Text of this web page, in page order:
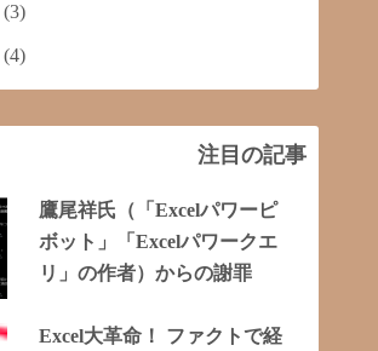
(3)
(4)
注目の記事
鷹尾祥氏（「Excelパワーピ
ボット」「Excelパワークエ
リ」の作者）からの謝罪
Excel大革命！ ファクトで経